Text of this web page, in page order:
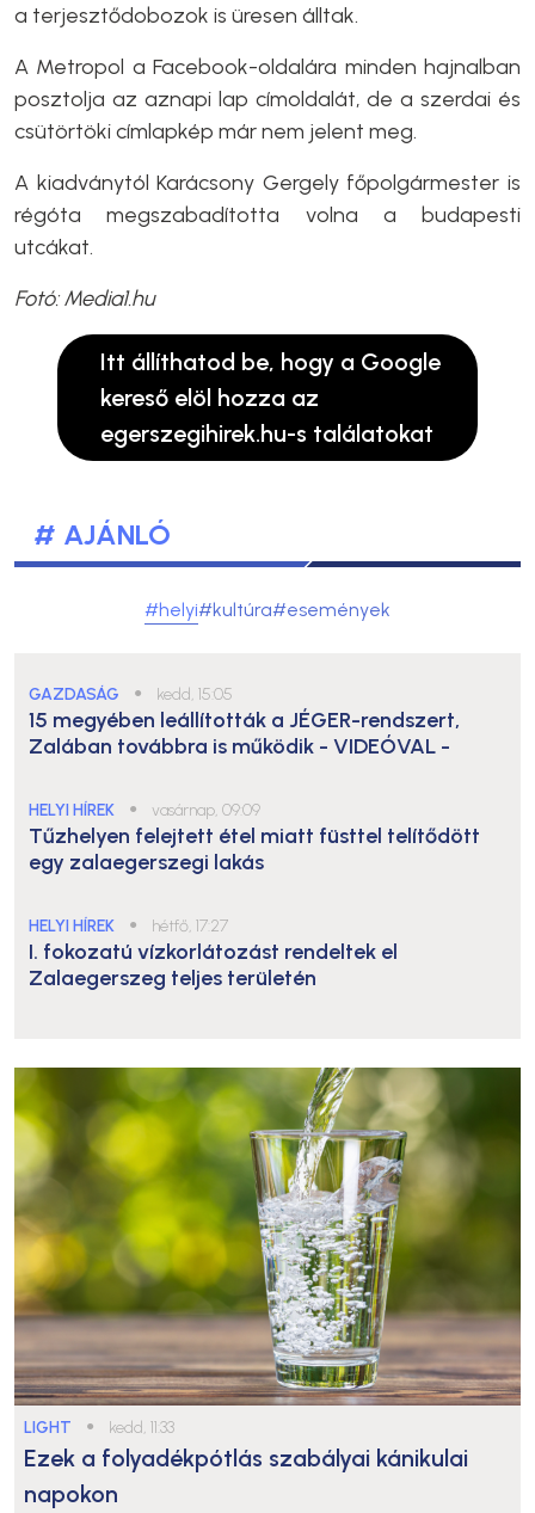
a terjesztődobozok is üresen álltak.
A Metropol a Facebook-oldalára minden hajnalban
posztolja az aznapi lap címoldalát, de a szerdai és
csütörtöki címlapkép már nem jelent meg.
A kiadványtól Karácsony Gergely főpolgármester is
régóta megszabadította volna a budapesti
utcákat.
Fotó: Media1.hu
Itt állíthatod be, hogy a Google
kereső elöl hozza az
egerszegihirek.hu-s találatokat
# AJÁNLÓ
#helyi#kultúra#események
GAZDASÁG ● kedd, 15:05
15 megyében leállították a JÉGER-rendszert,
Zalában továbbra is működik - VIDEÓVAL -
HELYI HÍREK ● vasárnap, 09:09
Tűzhelyen felejtett étel miatt füsttel telítődött
egy zalaegerszegi lakás
HELYI HÍREK ● hétfő, 17:27
I. fokozatú vízkorlátozást rendeltek el
Zalaegerszeg teljes területén
LIGHT ● kedd, 11:33
Ezek a folyadékpótlás szabályai kánikulai
napokon